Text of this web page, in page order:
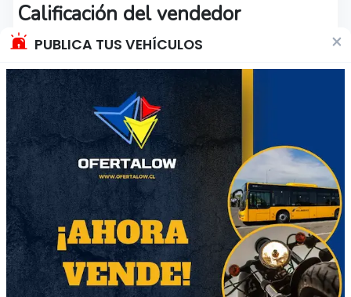
PUBLICA TUS VEHÍCULOS ×
Calificación del vendedor
Carlo
Sin ventas
Descripción del producto
Esmeril nuevo de 9
Esta en su caja sellado